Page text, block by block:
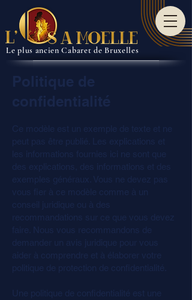
Le plus ancien Cabaret de Bruxelles
Politique de
confidentialité
Ce modèle est un exemple de texte et ne
peut pas être publié. Les explications et
les informations fournies ici ne sont que
des explications, des informations et des
exemples généraux. Vous ne devez pas
vous fier à ce modèle comme à un
conseil juridique ou à des
recommandations sur ce que vous devez
faire. Nous vous recommandons de
demander un avis juridique pour vous
aider à comprendre et à élaborer votre
politique de protection de confidentialité.
Une politique de confidentialité est une